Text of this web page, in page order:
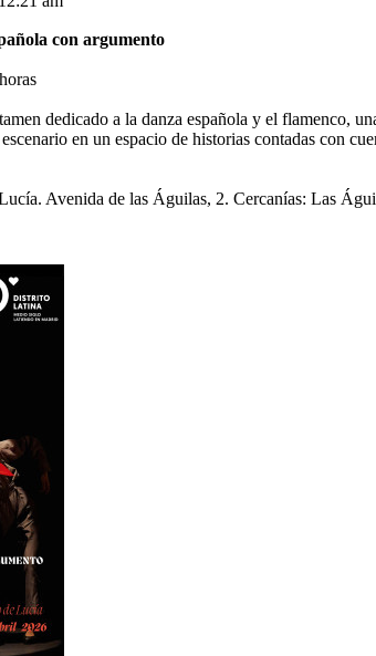
con argumento
dedicado a la danza española y el flamenco,
en un espacio de historias contadas con
Avenida de las Águilas, 2. Cercanías: Las